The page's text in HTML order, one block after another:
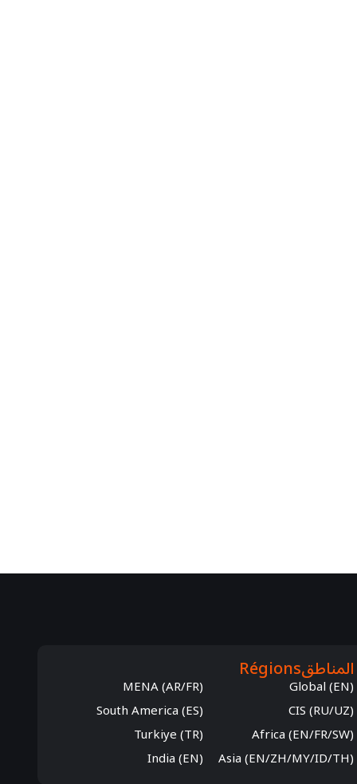
المناطقRégions
Global (EN)
CIS (RU/UZ)
Africa (EN/FR/SW)
Asia (EN/ZH/MY/ID/TH)
MENA (AR/FR)
South America (ES)
Turkiye (TR)
India (EN)